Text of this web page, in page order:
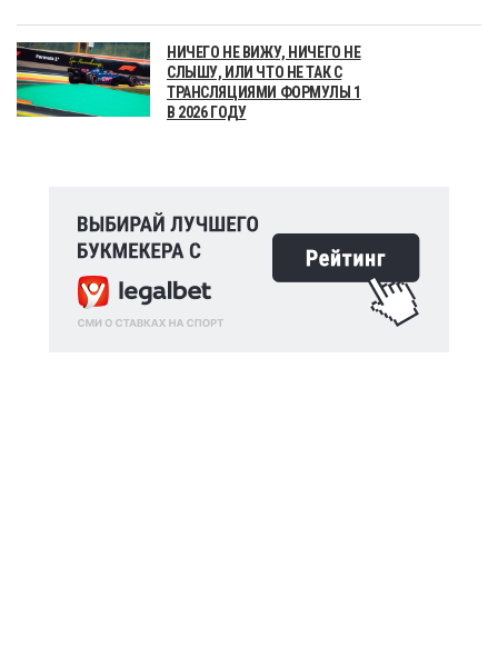
НИЧЕГО НЕ ВИЖУ, НИЧЕГО НЕ
СЛЫШУ, ИЛИ ЧТО НЕ ТАК С
ТРАНСЛЯЦИЯМИ ФОРМУЛЫ 1
В 2026 ГОДУ